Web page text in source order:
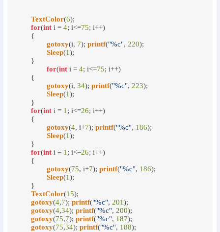
TextColor(6);
for(int i = 4; i<=75; i++)
gotoxy(i, 7); printf("%c", 220);
Sleep(1);
for(int i = 4; i<=75; i++)
gotoxy(i, 34); printf("%c", 223);
Sleep(1);
for(int i = 1; i<=26; i++)
gotoxy(4, i+7); printf("%c", 186);
Sleep(1);
for(int i = 1; i<=26; i++)
gotoxy(75, i+7); printf("%c", 186);
Sleep(1);
TextColor(15);
gotoxy(4,7); printf("%c", 201);
gotoxy(4,34); printf("%c", 200);
gotoxy(75,7); printf("%c", 187);
gotoxy(75,34); printf("%c", 188);